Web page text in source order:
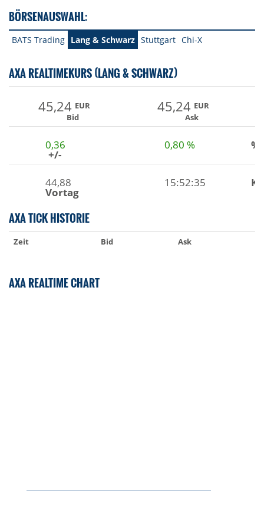
BÖRSENAUSWAHL:
BATS Trading Lang & Schwarz Stuttgart Chi-X
AXA REALTIMEKURS (LANG & SCHWARZ)
45,24 EUR
Bid
45,24 EUR
Ask
0,36
+/-
0,80 % %
44,88
Vortag
15:52:35
AXA TICK HISTORIE
Zeit Bid Ask
AXA REALTIME CHART